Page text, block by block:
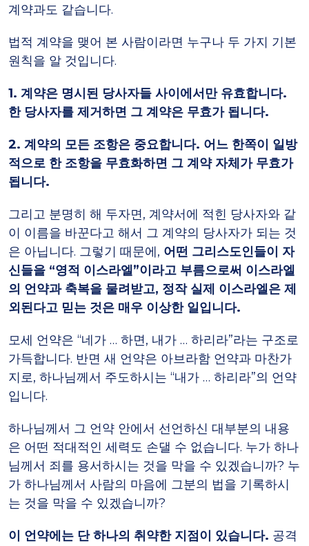
계약과도 같습니다.
법적 계약을 맺어 본 사람이라면 누구나 두 가지 기본
원칙을 알 것입니다.
1. 계약은 명시된 당사자들 사이에서만 유효합니다.
한 당사자를 제거하면 그 계약은 무효가 됩니다.
2. 계약의 모든 조항은 중요합니다. 어느 한쪽이 일방
적으로 한 조항을 무효화하면 그 계약 자체가 무효가
됩니다.
그리고 분명히 해 두자면, 계약서에 적힌 당사자와 같
이 이름을 바꾼다고 해서 그 계약의 당사자가 되는 것
은 아닙니다. 그렇기 때문에, 어떤 그리스도인들이 자
신들을 “영적 이스라엘”이라고 부름으로써 이스라엘
의 언약과 축복을 물려받고, 정작 실제 이스라엘은 제
외된다고 믿는 것은 매우 이상한 일입니다.
모세 언약은 “네가 … 하면, 내가 … 하리라”라는 구조로
가득합니다. 반면 새 언약은 아브라함 언약과 마찬가
지로, 하나님께서 주도하시는 “내가 … 하리라”의 언약
입니다.
하나님께서 그 언약 안에서 선언하신 대부분의 내용
은 어떤 적대적인 세력도 손댈 수 없습니다. 누가 하나
님께서 죄를 용서하시는 것을 막을 수 있겠습니까? 누
가 하나님께서 사람의 마음에 그분의 법을 기록하시
는 것을 막을 수 있겠습니까?
이 언약에는 단 하나의 취약한 지점이 있습니다. 공격